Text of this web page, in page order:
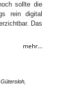
sollte die
rein digital
Das
mehr...